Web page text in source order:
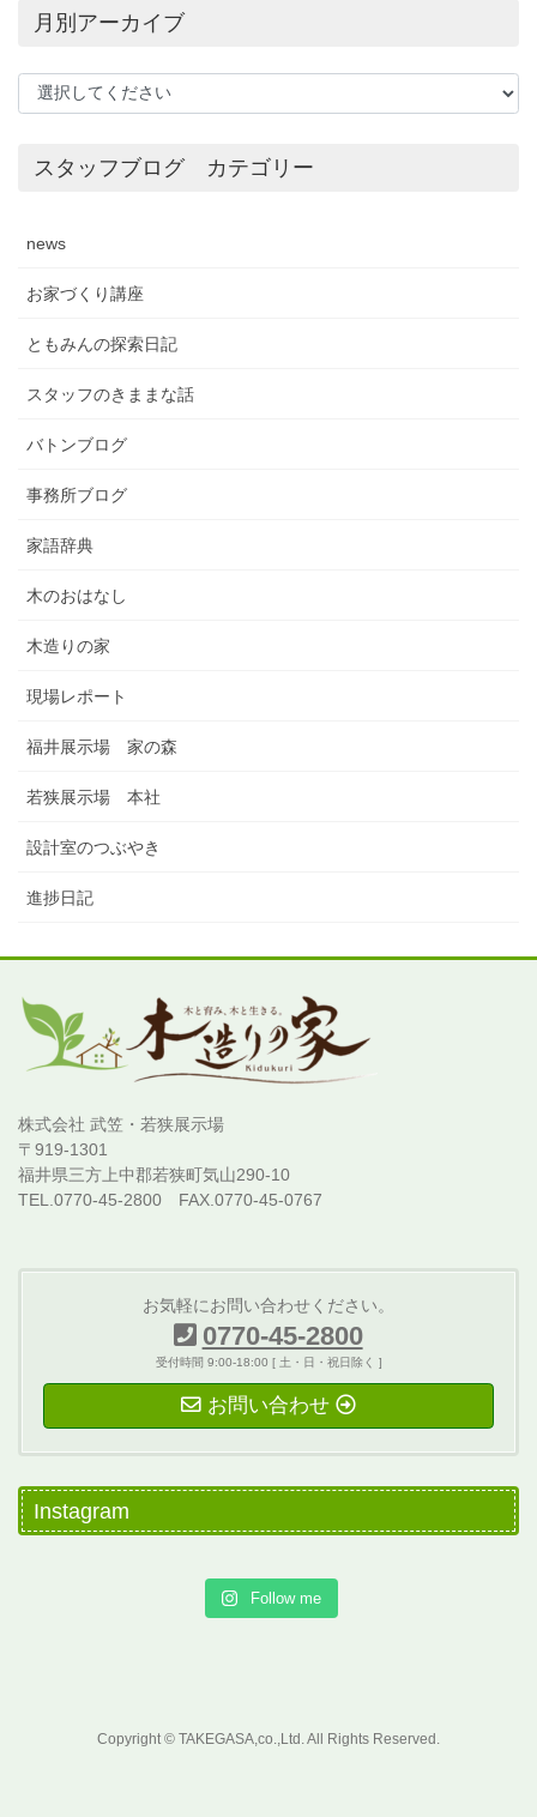
月別アーカイブ
スタッフブログ カテゴリー
news
お家づくり講座
ともみんの探索日記
スタッフのきままな話
バトンブログ
事務所ブログ
家語辞典
木のおはなし
木造りの家
現場レポート
福井展示場 家の森
若狭展示場 本社
設計室のつぶやき
進捗日記
株式会社 武笠・若狭展示場
〒919-1301
福井県三方上中郡若狭町気山290-10
TEL.0770-45-2800 FAX.0770-45-0767
お気軽にお問い合わせください。
0770-45-2800
受付時間 9:00-18:00 [ 土・日・祝日除く ]
お問い合わせ
Instagram
Follow me
Copyright © TAKEGASA,co.,Ltd. All Rights Reserved.